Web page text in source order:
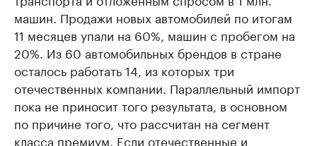
машин. Продажи новых автомобилей по итогам
11 месяцев упали на 60%, машин с пробегом на
20%. Из 60 автомобильных брендов в стране
осталось работать 14, из которых три
отечественных компании. Параллельный импорт
пока не приносит того результата, в основном
по причине того, что рассчитан на сегмент
класса премиум. Если отечественные и